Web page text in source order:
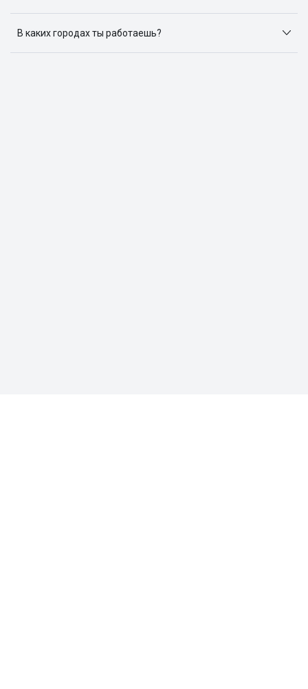
объявлений: ЦИАН, Домклик, Яндекс.Недвижимость,
Авито, Самолет.Плюс.
В каких городах ты работаешь?